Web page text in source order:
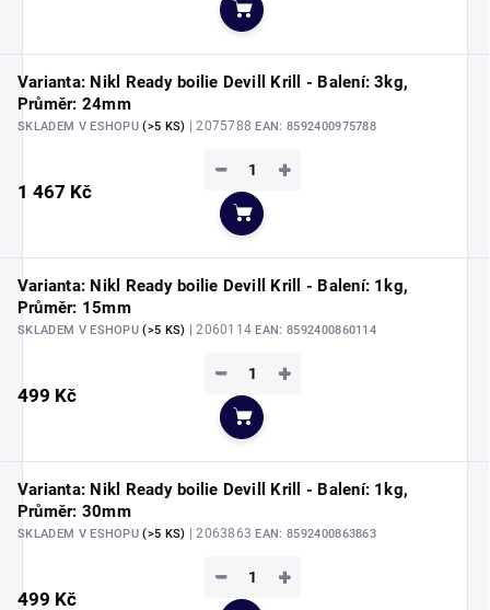
Do košíku
Varianta: Nikl Ready boilie Devill Krill - Balení: 3kg,
Průměr: 24mm
SKLADEM V ESHOPU(>5 KS) | 2075788EAN: 8592400975788
1 467 Kč
+
−
Do košíku
Varianta: Nikl Ready boilie Devill Krill - Balení: 1kg,
Průměr: 15mm
SKLADEM V ESHOPU(>5 KS) | 2060114EAN: 8592400860114
499 Kč
+
−
Do košíku
Varianta: Nikl Ready boilie Devill Krill - Balení: 1kg,
Průměr: 30mm
SKLADEM V ESHOPU(>5 KS) | 2063863EAN: 8592400863863
499 Kč
+
−